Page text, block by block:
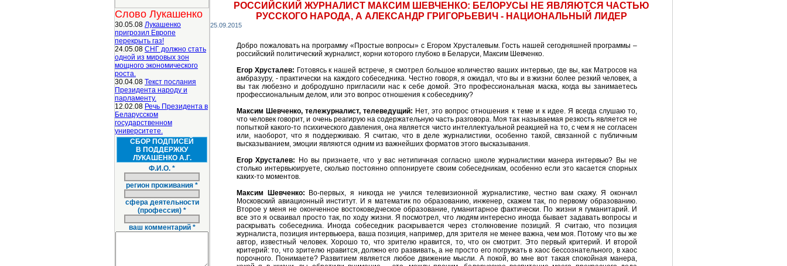
Слово Лукашенко
30.05.08 Лукашенко
пригрозил Европе
перекрыть газ!
24.05.08 СНГ должно стать
одной из мировых зон
мощного экономического
роста.
30.04.08 Текст послания
Президента народу и
парламенту.
12.02.08 Речь Президента в
Беларусском
государственном
университете.
СБОР ПОДПИСЕЙ
В ПОДДЕРЖКУ
ЛУКАШЕНКО А.Г.
Ф.И.О. *
регион проживания *
сфера деятельности
(профессия) *
ваш комментарий *
РОССИЙСКИЙ ЖУРНАЛИСТ МАКСИМ ШЕВЧЕНКО: БЕЛОРУСЫ НЕ ЯВЛЯЮТСЯ ЧАСТЬЮ
РУССКОГО НАРОДА, А АЛЕКСАНДР ГРИГОРЬЕВИЧ - НАЦИОНАЛЬНЫЙ ЛИДЕР
25.09.2015
Добро пожаловать на программу «Простые вопросы» с Егором Хрусталевым. Гость нашей сегодняшней программы –
российский политический журналист, корни которого глубоко в Беларуси, Максим Шевченко.
Егор Хрусталев: Готовясь к нашей встрече, я смотрел большое количество ваших интервью, где вы, как Матросов на
амбразуру, - практически на каждого собеседника. Честно говоря, я ожидал, что вы и в жизни более резкий человек, а
вы так любезно и добродушно пригласили нас к себе домой. Это профессиональная маска, когда вы занимаетесь
профессиональным делом, или это вопрос отношения к собеседнику?
Максим Шевченко, тележурналист, телеведущий: Нет, это вопрос отношения к теме и к идее. Я всегда слушаю то,
что человек говорит, и очень реагирую на содержательную часть разговора. Моя так называемая резкость является не
попыткой какого-то психического давления, она является чисто интеллектуальной реакцией на то, с чем я не согласен
или, наоборот, что я поддерживаю. Я считаю, что в деле журналистики, особенно такой, связанной с публичным
высказыванием, эмоции являются одним из важнейших форматов этого высказывания.
Егор Хрусталев:
Но вы признаете, что у вас нетипичная согласно школе журналистики манера интервью? Вы не
столько интервьюируете, сколько постоянно оппонируете своим собеседникам, особенно если это касается спорных
каких-то моментов.
Максим Шевченко:
Во-первых, я никогда не учился телевизионной журналистике, честно вам скажу. Я окончил
Московский авиационный институт. И я математик по образованию, инженер, скажем так, по первому образованию.
Второе у меня не оконченное востоковедческое образование, гуманитарное фактически. По жизни я гуманитарий. И
все это я осваивал просто так, по ходу жизни. Я посмотрел, что людям интересно иногда бывает задавать вопросы и
раскрывать собеседника. Иногда собеседник раскрывается через столкновение позиций. Я считаю, что позиция
журналиста, позиция интервьюера, ваша позиция, например, для зрителя не менее важна, чем моя. Потому что вы же
автор, известный человек. Хорошо то, что зрителю нравится, то, что он смотрит. Это первый критерий. И второй
критерий: то, что зрителю нравится, должно его развивать, а не просто его погружать в хаос бессознательного, в хаос
порочного. Понимаете? Развитием является любое движение мысли. А покой, во мне вот такая спокойная манера,